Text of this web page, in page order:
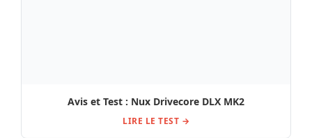
Avis et Test : Nux Drivecore DLX MK2
LIRE LE TEST →